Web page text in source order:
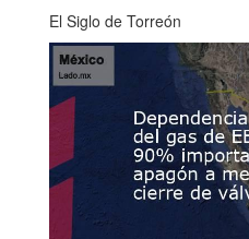
El Siglo de Torreón